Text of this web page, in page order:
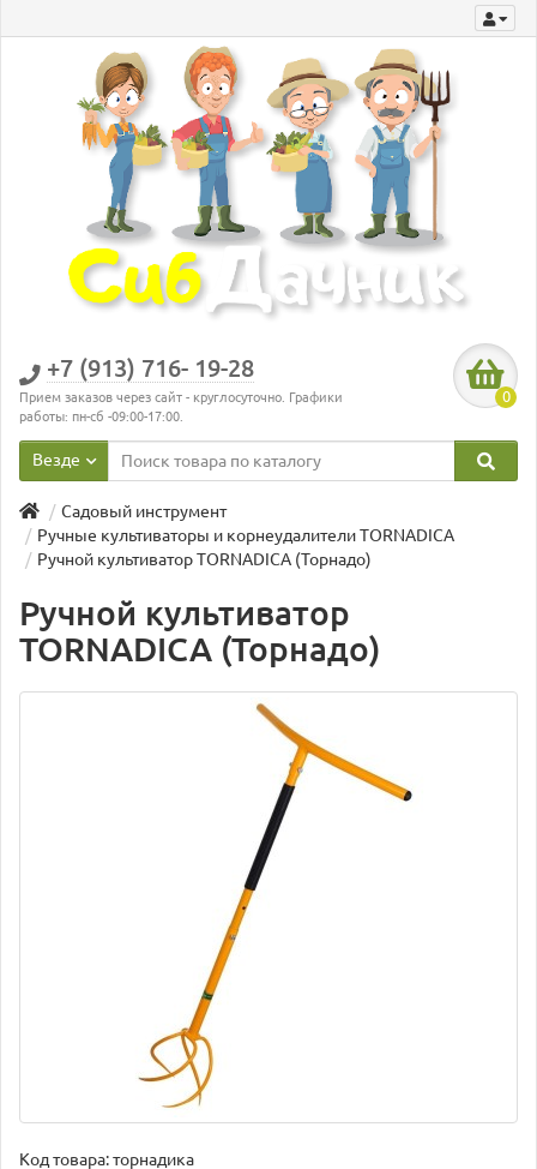
+7 (913) 716- 19-28
Прием заказов через сайт - круглосуточно. Графики
работы: пн-сб -09:00-17:00.
0
Везде
Садовый инструмент
Ручные культиваторы и корнеудалители TORNADICA
Ручной культиватор TORNADICA (Торнадо)
Ручной культиватор
TORNADICA (Торнадо)
Код товара:торнадика